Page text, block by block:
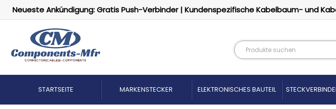
Neueste Ankündigung: Gratis Push-Verbinder | Kundenspezifische Kabelbaum- und
STARTSEITE MARKENSTECKER ELEKTRONISCHES BAUTEIL